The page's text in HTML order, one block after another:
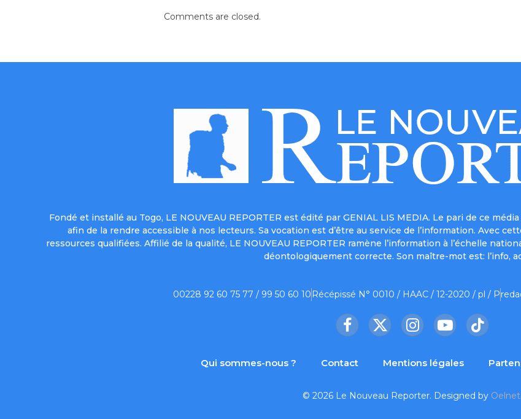
Comments are closed.
Fondé et installé au Togo, LE NOUVEAU REPORTER est édité par GENIAL LIS MEDIA. Le pari de ce
afin de la rendre accessible à nos lecteurs. Sa vocation est d’être au service de l’information. Avec
ressources qualifiées. Affilié de la qualité, LE NOUVEAU REPORTER ramène l’information à l’échelle
déontologiquement correcte. Son maître-mot est: l’info,
00228 92 60 75 77 / 99 50 60 10 Récépissé N° 0010 / HAAC / 12-2020 / pl / P
Facebook
X
InstagramYouTubeTikTok
Qui sommes-nous ? Contact Mentions légales
© 2026 Le Nouveau Reporter. Designed by Oelnet